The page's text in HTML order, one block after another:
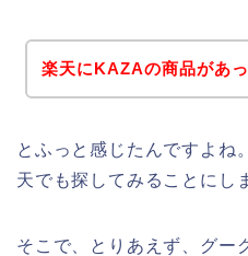
楽天にKAZAの商品があ
とふっと感じたんですよね
天でも探してみることにし
そこで、とりあえず、グー